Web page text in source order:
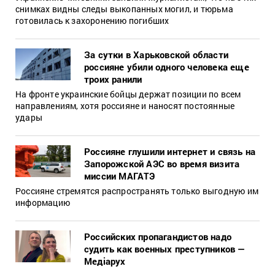
снимках видны следы выкопанных могил, и тюрьма
готовилась к захоронению погибших
За сутки в Харьковской области
россияне убили одного человека еще
троих ранили
На фронте украинские бойцы держат позиции по всем
направлениям, хотя россияне и наносят постоянные
удары
Россияне глушили интернет и связь на
Запорожской АЭС во время визита
миссии МАГАТЭ
Россияне стремятся распространять только выгодную им
информацию
Российских пропагандистов надо
судить как военных преступников —
Медіарух